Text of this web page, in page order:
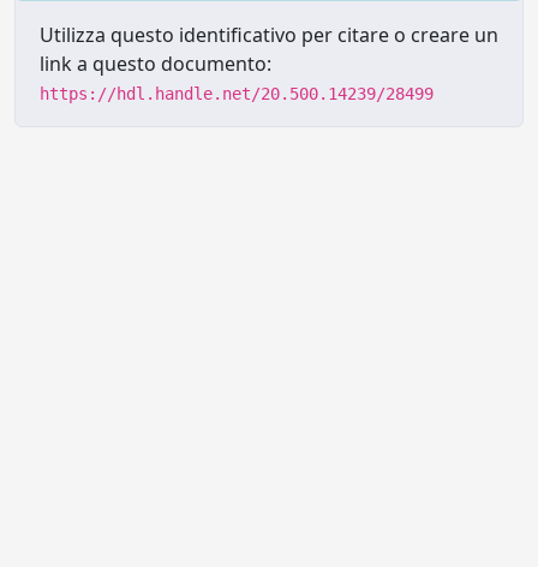
Utilizza questo identificativo per citare o creare un
link a questo documento:
https://hdl.handle.net/20.500.14239/28499